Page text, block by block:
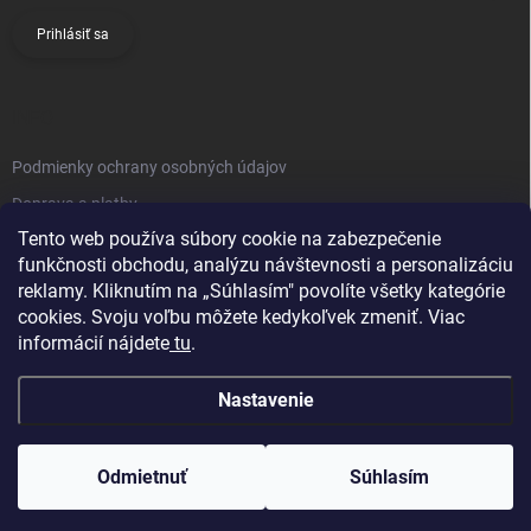
Tento web používa súbory cookie na zabezpečenie
funkčnosti obchodu, analýzu návštevnosti a personalizáciu
reklamy. Kliknutím na „Súhlasím" povolíte všetky kategórie
cookies. Svoju voľbu môžete kedykoľvek zmeniť. Viac
informácií nájdete tu.
Nastavenie
Odmietnuť Súhlasím
Prihlásiť sa
Podmienky ochrany osobných údajov
Doprava a platby
Obchodné podmienky
Reklamačný poriadok
Vrátenie tovaru
Kontakty
Copyright 2026Knifestore . Všetky práva vyhradené. Upraviť nastavenie